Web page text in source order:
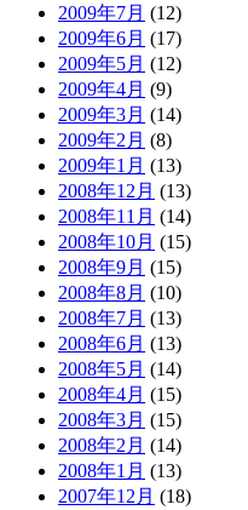
2009年7月 (12)
2009年6月 (17)
2009年5月 (12)
2009年4月 (9)
2009年3月 (14)
2009年2月 (8)
2009年1月 (13)
2008年12月 (13)
2008年11月 (14)
2008年10月 (15)
2008年9月 (15)
2008年8月 (10)
2008年7月 (13)
2008年6月 (13)
2008年5月 (14)
2008年4月 (15)
2008年3月 (15)
2008年2月 (14)
2008年1月 (13)
2007年12月 (18)